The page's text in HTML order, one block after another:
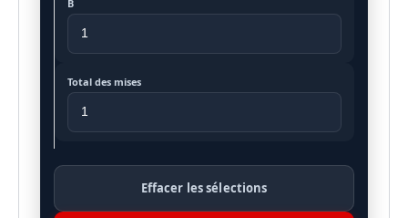
B
Total des mises
Effacer les sélections